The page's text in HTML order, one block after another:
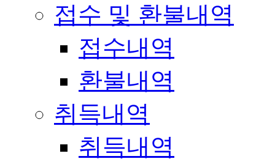
접수 및 환불내역
접수내역
환불내역
취득내역
취득내역